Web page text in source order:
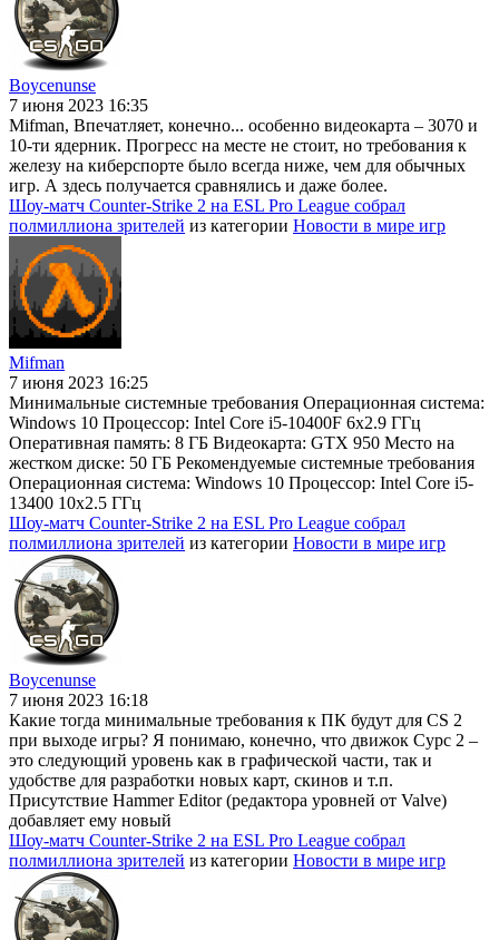
Boycenunse
7 июня 2023 16:35
Mifman, Впечатляет, конечно... особенно видеокарта – 3070 и
10-ти ядерник. Прогресс на месте не стоит, но требования к
железу на киберспорте было всегда ниже, чем для обычных
игр. А здесь получается сравнялись и даже более.
Шоу-матч Counter-Strike 2 на ESL Pro League собрал
полмиллиона зрителей из категории Новости в мире игр
Mifman
7 июня 2023 16:25
Минимальные системные требования Операционная система:
Windows 10 Процессор: Intel Core i5-10400F 6x2.9 ГГц
Оперативная память: 8 ГБ Видеокарта: GTX 950 Место на
жестком диске: 50 ГБ Рекомендуемые системные требования
Операционная система: Windows 10 Процессор: Intel Core i5-
13400 10x2.5 ГГц
Шоу-матч Counter-Strike 2 на ESL Pro League собрал
полмиллиона зрителей из категории Новости в мире игр
Boycenunse
7 июня 2023 16:18
Какие тогда минимальные требования к ПК будут для CS 2
при выходе игры? Я понимаю, конечно, что движок Сурс 2 –
это следующий уровень как в графической части, так и
удобстве для разработки новых карт, скинов и т.п.
Присутствие Hammer Editor (редактора уровней от Valve)
добавляет ему новый
Шоу-матч Counter-Strike 2 на ESL Pro League собрал
полмиллиона зрителей из категории Новости в мире игр